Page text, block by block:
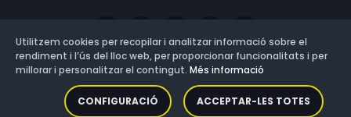
Versió: 3.13.0.202607011342
Utilitzem cookies per recopilar i analitzar informació sobre el
rendiment i l’ús del lloc web, per proporcionar funcionalitats i per
millorar i personalitzar el contingut. Més informació
CONFIGURACIÓ ACCEPTAR-LES TOTES